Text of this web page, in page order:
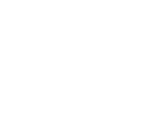
Silver Navy